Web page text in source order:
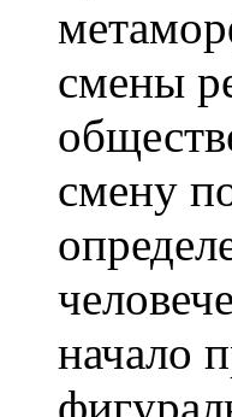
смены
смену
начало